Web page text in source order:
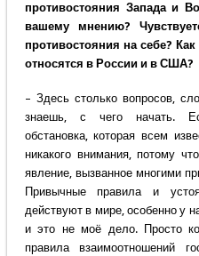
противостояния Запада и
вашему мнению?
противостояния на себе?
относятся в России и в США?
– Здесь столько вопросов,
знаешь, с чего начать.
обстановка, которая всем
никакого внимания, потому
явление, вызванное многими
Привычные правила и
действуют в мире, особенно у
и это не моё дело. Просто
правила взаимоотношений